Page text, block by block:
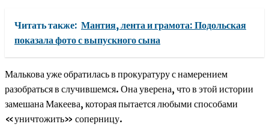
Читать также: Мантия, лента и грамота: Подольская
показала фото с выпускного сына
Малькова уже обратилась в прокуратуру с намерением
разобраться в случившемся. Она уверена, что в этой истории
замешана Макеева, которая пытается любыми способами
«уничтожить» соперницу.